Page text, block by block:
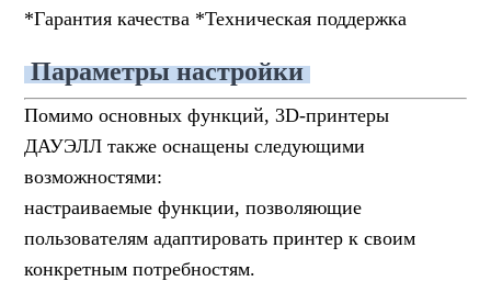
*Гарантия качества *Техническая поддержка
Параметры настройки
Помимо основных функций, 3D-принтеры
ДАУЭЛЛ также оснащены следующими
возможностями:
настраиваемые функции, позволяющие
пользователям адаптировать принтер к своим
конкретным потребностям.